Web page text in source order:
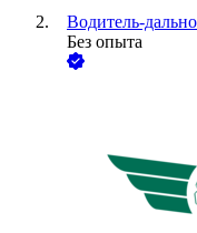
Водитель-
Без опыта